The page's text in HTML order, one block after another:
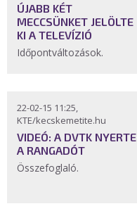
ÚJABB KÉT
MECCSÜNKET JELÖLTE
KI A TELEVÍZIÓ
Időpontváltozások.
22-02-15 11:25,
KTE/kecskemetite.hu
VIDEÓ: A DVTK NYERTE
A RANGADÓT
Összefoglaló.